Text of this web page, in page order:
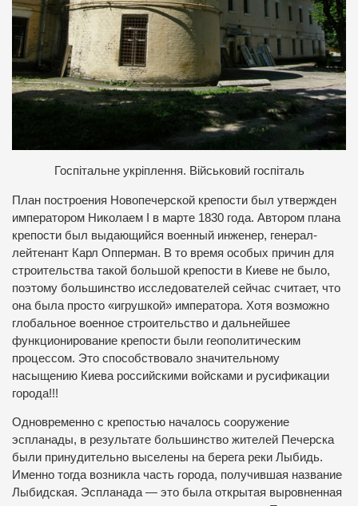
Госпітальне укріплення. Військовий госпіталь
План построения Новопечерской крепости был утвержден
императором Николаем I в марте 1830 года. Автором плана
крепости был выдающийся военный инженер, генерал-
лейтенант Карл Опперман. В то время особых причин для
строительства такой большой крепости в Киеве не было,
поэтому большинство исследователей сейчас считает, что
она была просто «игрушкой» императора. Хотя возможно
глобальное военное строительство и дальнейшее
функционирование крепости были геополитическим
процессом. Это способствовало значительному
насыщению Киева российскими войсками и русификации
города!!!
Одновременно с крепостью началось сооружение
эспланады, в результате большинство жителей Печерска
были принудительно выселены на берега реки Лыбидь.
Именно тогда возникла часть города, получившая название
Лыбидская. Эспланада — это была открытая выровненная